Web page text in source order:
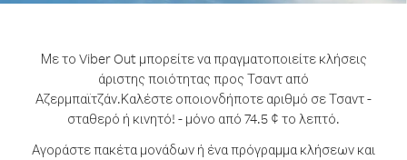
Με το Viber Out μπορείτε να πραγματοποιείτε κλήσεις
άριστης ποιότητας προς Τσαντ από
Αζερμπαϊτζάν.Καλέστε οποιονδήποτε αριθμό σε Τσαντ -
σταθερό ή κινητό! - μόνο από 74.5 ¢ το λεπτό.
Αγοράστε πακέτα μονάδων ή ένα πρόγραμμα κλήσεων και